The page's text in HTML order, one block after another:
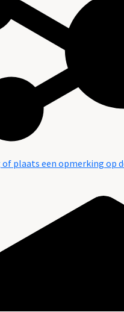
of plaats een opmerking op